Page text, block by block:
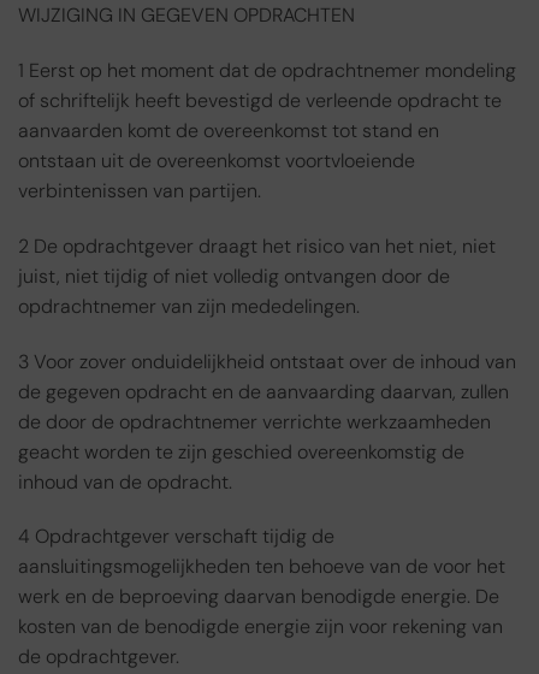
WIJZIGING IN GEGEVEN OPDRACHTEN
1 Eerst op het moment dat de opdrachtnemer mondeling
of schriftelijk heeft bevestigd de verleende opdracht te
aanvaarden komt de overeenkomst tot stand en
ontstaan uit de overeenkomst voortvloeiende
verbintenissen van partijen.
2 De opdrachtgever draagt het risico van het niet, niet
juist, niet tijdig of niet volledig ontvangen door de
opdrachtnemer van zijn mededelingen.
3 Voor zover onduidelijkheid ontstaat over de inhoud van
de gegeven opdracht en de aanvaarding daarvan, zullen
de door de opdrachtnemer verrichte werkzaamheden
geacht worden te zijn geschied overeenkomstig de
inhoud van de opdracht.
4 Opdrachtgever verschaft tijdig de
aansluitingsmogelijkheden ten behoeve van de voor het
werk en de beproeving daarvan benodigde energie. De
kosten van de benodigde energie zijn voor rekening van
de opdrachtgever.